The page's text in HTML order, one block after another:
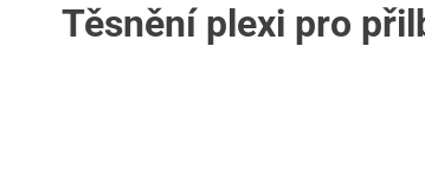
Těsnění plexi pro